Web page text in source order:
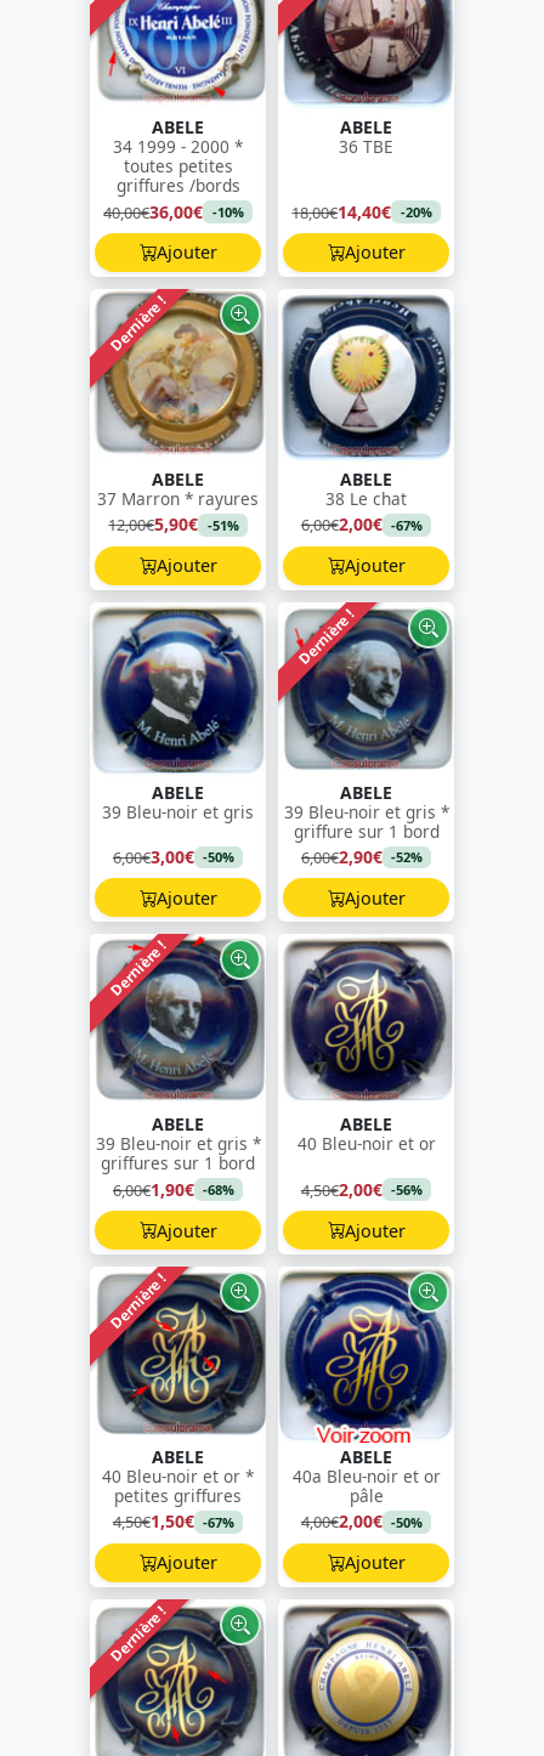
ABELE
34 1999 - 2000 *
toutes petites
griffures /bords
40,00€36,00€ -10%
Ajouter
ABELE
36 TBE
18,00€14,40€ -20%
Ajouter
Dernière !
ABELE
37 Marron * rayures
12,00€5,90€ -51%
Ajouter
ABELE
38 Le chat
6,00€2,00€ -67%
Ajouter
ABELE
39 Bleu-noir et gris
6,00€3,00€ -50%
Ajouter
Dernière !
ABELE
39 Bleu-noir et gris *
griffure sur 1 bord
6,00€2,90€ -52%
Ajouter
Dernière !
ABELE
39 Bleu-noir et gris *
griffures sur 1 bord
6,00€1,90€ -68%
Ajouter
ABELE
40 Bleu-noir et or
4,50€2,00€ -56%
Ajouter
Dernière !
ABELE
40 Bleu-noir et or *
petites griffures
4,50€1,50€ -67%
Ajouter
ABELE
40a Bleu-noir et or
pâle
4,00€2,00€ -50%
Ajouter
Dernière !